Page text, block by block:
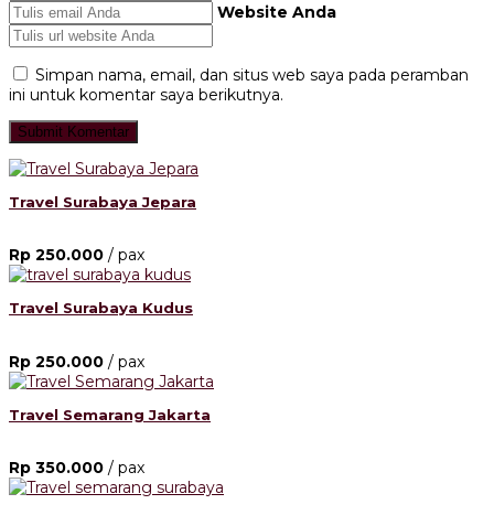
Website Anda
Simpan nama, email, dan situs web saya pada peramban
ini untuk komentar saya berikutnya.
Travel Surabaya Jepara
Rp 250.000 / pax
Travel Surabaya Kudus
Rp 250.000 / pax
Travel Semarang Jakarta
Rp 350.000 / pax